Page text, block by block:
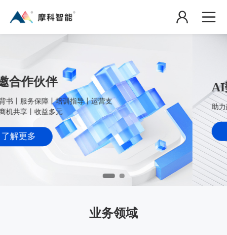
AI数智技术创领者
助力政企服务数智化转型，优化营商环境
了解更多
业务领域